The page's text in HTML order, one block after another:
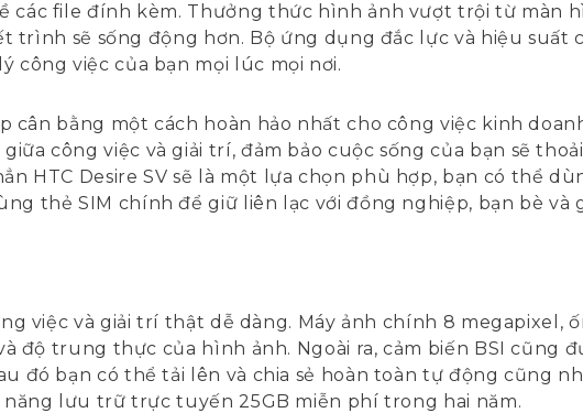
các file đính kèm. Thưởng thức hình ảnh vượt trội từ màn
trình sẽ sống động hơn. Bộ ứng dụng đắc lực và hiệu suất
công việc của bạn mọi lúc mọi nơi.
cân bằng một cách hoàn hảo nhất cho công việc kinh
công việc và giải trí, đảm bảo cuộc sống của bạn sẽ
HTC Desire SV sẽ là một lựa chọn phù hợp, bạn có thể
thẻ SIM chính để giữ liên lạc với đồng nghiệp, bạn bè và
việc và giải trí thật dễ dàng. Máy ảnh chính 8 megapixel,
độ trung thực của hình ảnh. Ngoài ra, cảm biến BSI cũng
đó bạn có thể tải lên và chia sẻ hoàn toàn tự động cũng
lưu trữ trực tuyến 25GB miễn phí trong hai năm.